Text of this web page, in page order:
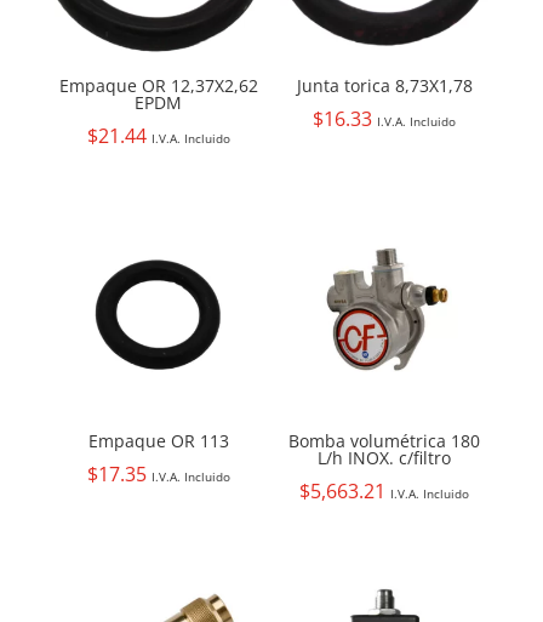
Empaque OR 12,37X2,62
EPDM
$21.44 I.V.A. Incluido
Junta torica 8,73X1,78
$16.33 I.V.A. Incluido
Empaque OR 113
$17.35 I.V.A. Incluido
Bomba volumétrica 180
L/h INOX. c/filtro
$5,663.21 I.V.A. Incluido